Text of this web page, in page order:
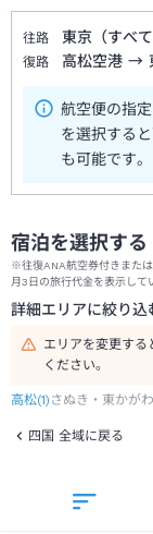
往路 東京（すべて
復路 高松空港 →
航空便の指
を選択する
も可能です。
宿泊を選択する
※往復ANA航空券付きまた
月3日の旅行代金を表示して
詳細エリアに絞り込
エリアを変更する
ください。
高松(1) さぬき・東かがわ
四国 全域に戻る